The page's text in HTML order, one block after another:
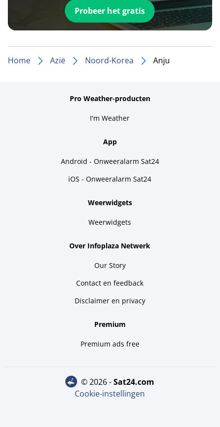
Probeer het gratis
Home Azië Noord-Korea Anju
Pro Weather-producten
I'm Weather
App
Android - Onweeralarm Sat24
iOS - Onweeralarm Sat24
Weerwidgets
Weerwidgets
Over Infoplaza Netwerk
Our Story
Contact en feedback
Disclaimer en privacy
Premium
Premium ads free
© 2026 - sat24.com
Cookie-instellingen